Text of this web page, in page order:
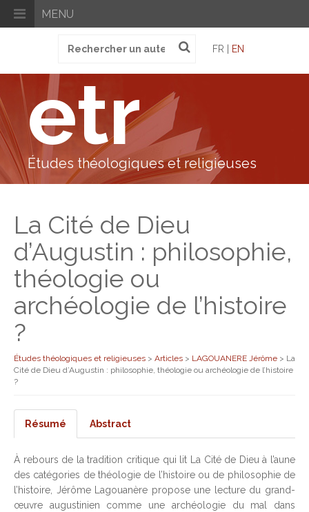
MENU
pour
FR | EN
etr
Études théologiques et religieuses
La Cité de Dieu
d’Augustin : philosophie,
théologie ou
archéologie de l’histoire
?
Études théologiques et religieuses > Articles > LAGOUANERE Jérôme > La
Cité de Dieu d’Augustin : philosophie, théologie ou archéologie de l’histoire
?
Résumé Abstract
À rebours de la tradition critique qui lit La Cité de Dieu à l’aune
des catégories de théologie de l’histoire ou de philosophie de
l’histoire, Jérôme Lagouanère propose une lecture du grand-
œuvre augustinien comme une archéologie du mal dans